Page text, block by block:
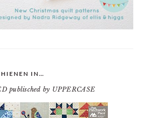
IN…
publisched by UPPERCASE